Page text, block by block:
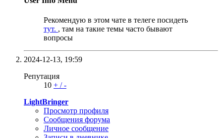
Рекомендую в этом чате в телеге посидеть
тут. , там на такие темы часто бывают
вопросы
2024-12-13, 19:59
Репутация
10 + /-
LightBringer
Просмотр профиля
Сообщения форума
Личное сообщение